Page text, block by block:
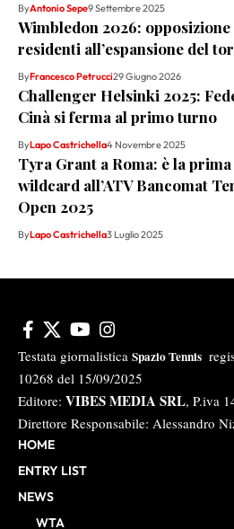
ByAntonio Sepe9 Settembre 2025
Wimbledon 2026: opposizione
residenti all’espansione del
ByFrancesco Petrucci29 Giugno 2026
Challenger Helsinki 2025:
Cinà si ferma al primo turno
ByLapo Castrichella4 Novembre 2025
Tyra Grant a Roma: è la prima
wildcard all’ATV Bancomat
Open 2025
ByLapo Castrichella3 Luglio 2025
Testata giornalistica Spazio Tennis
10268 del 15/09/2025
Editore: VIBES MEDIA SRL, P.iva
Direttore Responsabile: Alessandro
HOME
ENTRY LIST
NEWS
WTA